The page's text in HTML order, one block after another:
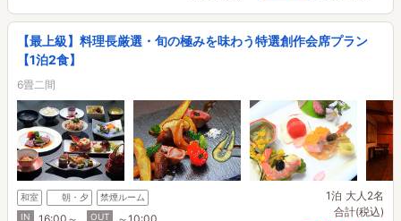
【最上級】料理長厳選・旬の極みを味わう特選創作会席プラン
【1泊2食】
6畳二間
和室 朝・夕
禁煙ルーム
IN
OUT
1泊 大人2名
合計(税込)